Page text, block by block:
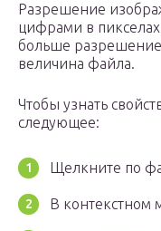
Разрешение
цифрами в
больше
величина файла.
Чтобы узнать
следующее:
Щелкните по
В контекстном